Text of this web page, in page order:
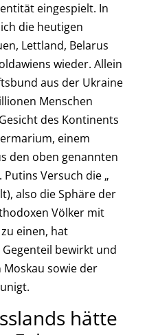
eingespielt. In
die heutigen
Lettland, Belarus
wieder. Allein
aus der Ukraine
Menschen
des Kontinents
einem
den oben genannten
Versuch die „
also die Sphäre der
Völker mit
einen, hat
bewirkt und
sowie der
hätte